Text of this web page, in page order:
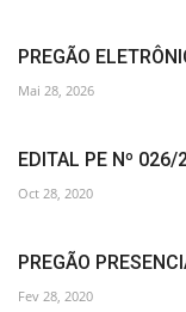
PREGÃO
Mai 28, 2026
EDITAL PE Nº 026/
Oct 28, 2020
PREGÃO
Fev 28, 2020